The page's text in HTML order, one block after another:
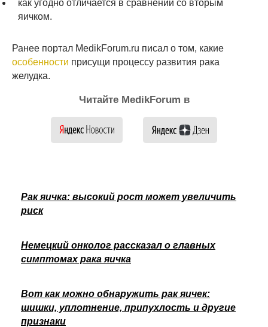
как угодно отличается в сравнении со вторым
яичком.
Ранее портал MedikForum.ru писал о том, какие
особенности присущи процессу развития рака
желудка.
Читайте MedikForum в
Рак яичка: высокий рост может увеличить
риск
Немецкий онколог рассказал о главных
симптомах рака яичка
Вот как можно обнаружить рак яичек:
шишки, уплотнение, припухлость и другие
признаки